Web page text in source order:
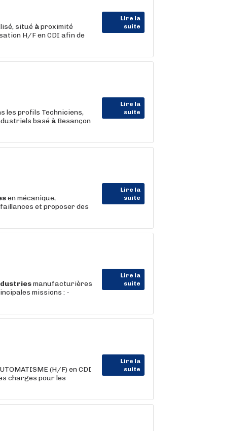
Lire la
suite
situé àproximité
H/F en CDI afin de
Lire la
suite
les profils Techniciens,
basé à Besançon
Lire la
suite
en mécanique,
et proposer des
Lire la
suite
manufacturières
missions : -
Lire la
suite
(H/F) en CDI
charges pour les